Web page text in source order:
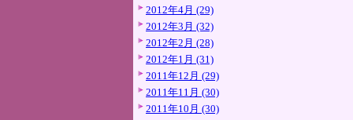
2012年4月 (29)
2012年3月 (32)
2012年2月 (28)
2012年1月 (31)
2011年12月 (29)
2011年11月 (30)
2011年10月 (30)